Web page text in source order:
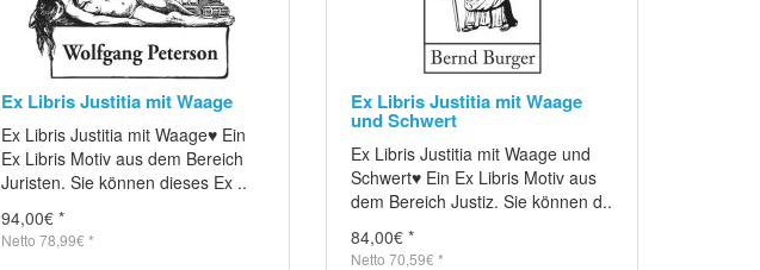
Ex Libris Justitia mit Waage
Ex Libris Justitia mit Waage♥ Ein
Ex Libris Motiv aus dem Bereich
Juristen. Sie können dieses Ex ..
94,00€ *
Netto 78,99€ *
Ex Libris Justitia mit Waage
und Schwert
Ex Libris Justitia mit Waage und
Schwert♥ Ein Ex Libris Motiv aus
dem Bereich Justiz. Sie können d..
84,00€ *
Netto 70,59€ *